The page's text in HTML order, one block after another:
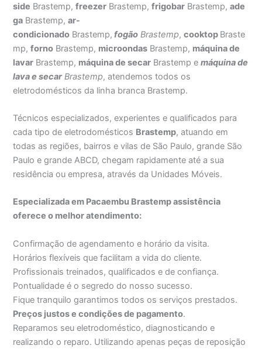
side Brastemp,freezer Brastemp,frigobar Brastemp,ade
ga Brastemp,ar-
condicionado Brastemp, fogão Brastemp,cooktop Braste
mp,forno Brastemp, microondas Brastemp, máquina de
lavar Brastemp, máquina de secar Brastemp emáquina de
lava e secarBrastemp, atendemos todos os
eletrodomésticos da linha branca Brastemp.
Técnicos especializados, experientes e qualificados para
cada tipo de eletrodomésticos Brastemp, atuando em
todas as regiões, bairros e vilas de São Paulo, grande São
Paulo e grande ABCD, chegam rapidamente até a sua
residência ou empresa, através da Unidades Móveis.
Especializada em Pacaembu Brastemp assistência
oferece o melhor atendimento:
Confirmação de agendamento e horário da visita.
Horários flexíveis que facilitam a vida do cliente.
Profissionais treinados, qualificados e de confiança.
Pontualidade é o segredo do nosso sucesso.
Fique tranquilo garantimos todos os serviços prestados.
Preços justos e condições de pagamento.
Reparamos seu eletrodoméstico, diagnosticando e
realizando o reparo. Utilizando apenas peças de reposição